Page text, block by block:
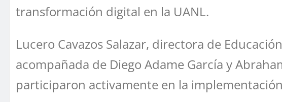
transformación digital en la UANL.
Lucero Cavazos Salazar, directora de
acompañada de Diego Adame García y
participaron activamente en la